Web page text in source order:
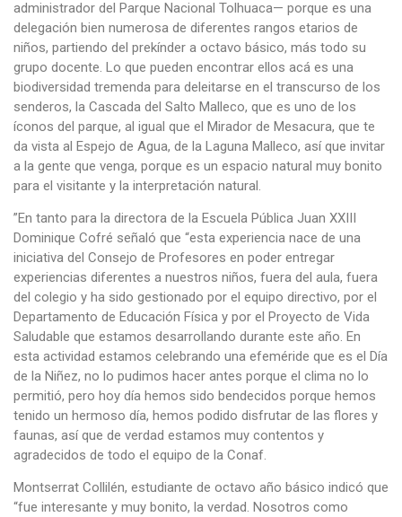
administrador del Parque Nacional Tolhuaca— porque es una
delegación bien numerosa de diferentes rangos etarios de
niños, partiendo del prekínder a octavo básico, más todo su
grupo docente. Lo que pueden encontrar ellos acá es una
biodiversidad tremenda para deleitarse en el transcurso de los
senderos, la Cascada del Salto Malleco, que es uno de los
íconos del parque, al igual que el Mirador de Mesacura, que te
da vista al Espejo de Agua, de la Laguna Malleco, así que invitar
a la gente que venga, porque es un espacio natural muy bonito
para el visitante y la interpretación natural.
”En tanto para la directora de la Escuela Pública Juan XXIII
Dominique Cofré señaló que “esta experiencia nace de una
iniciativa del Consejo de Profesores en poder entregar
experiencias diferentes a nuestros niños, fuera del aula, fuera
del colegio y ha sido gestionado por el equipo directivo, por el
Departamento de Educación Física y por el Proyecto de Vida
Saludable que estamos desarrollando durante este año. En
esta actividad estamos celebrando una efeméride que es el Día
de la Niñez, no lo pudimos hacer antes porque el clima no lo
permitió, pero hoy día hemos sido bendecidos porque hemos
tenido un hermoso día, hemos podido disfrutar de las flores y
faunas, así que de verdad estamos muy contentos y
agradecidos de todo el equipo de la Conaf.
Montserrat Collilén, estudiante de octavo año básico indicó que
“fue interesante y muy bonito, la verdad. Nosotros como